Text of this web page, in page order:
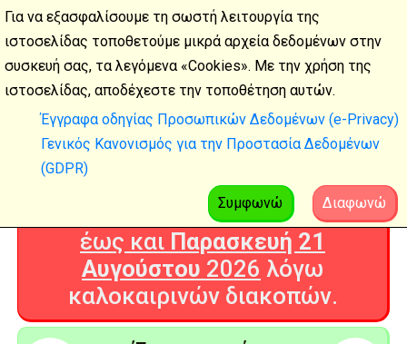
Καλοκαιρινές
διακοπές
Η Ψηφιακή Τεχνολογία θα είναι
ΚΛΕΙΣΤΗ απόΔευτέρα 3
Αυγούστου2026
έως και Παρασκευή 21
Αυγούστου 2026 λόγω
καλοκαιρινών διακοπών.
Για να εξασφαλίσουμε τη σωστή λειτουργία της
ιστοσελίδας τοποθετούμε μικρά αρχεία δεδομένων στην
συσκευή σας, τα λεγόμενα «Cookies». Με την χρήση της
ιστοσελίδας, αποδέχεστε την τοποθέτηση αυτών.
Έγγραφα οδηγίας Προσωπικών Δεδομένων (e-Privacy)
Γενικός Κανονισμός για την Προστασία Δεδομένων
(GDPR)
Διαφωνώ
Συμφωνώ